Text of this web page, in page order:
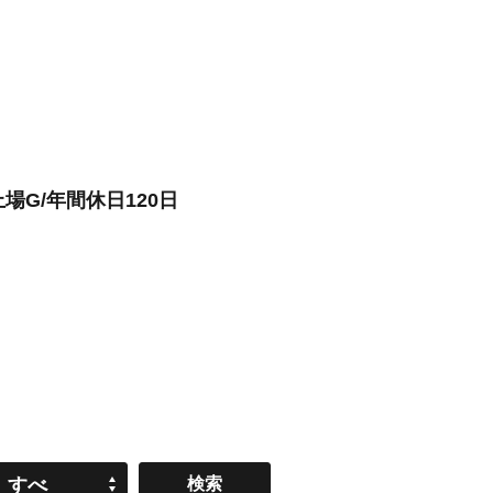
G/年間休日120日
すべ